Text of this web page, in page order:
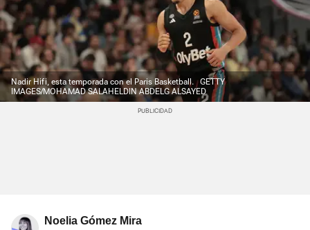
Nadir Hifi, esta temporada con el Paris Basketball.
GETTY
IMAGES/MOHAMAD SALAHELDIN ABDELG ALSAYED
Noelia Gómez Mira